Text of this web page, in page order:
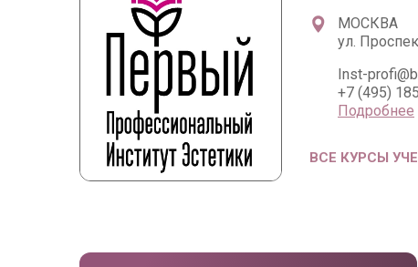
МОСКВА
ул.
Inst-
+7 (495)
Подробнее
ВСЕ КУРСЫ